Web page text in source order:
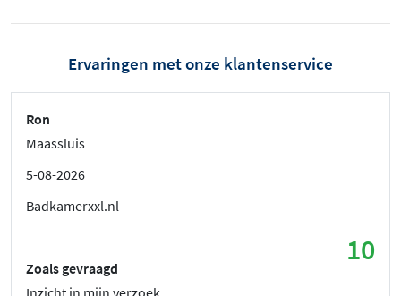
Ervaringen met onze klantenservice
Ron
Maassluis
5-08-2026
Badkamerxxl.nl
10
Zoals gevraagd
Inzicht in mijn verzoek